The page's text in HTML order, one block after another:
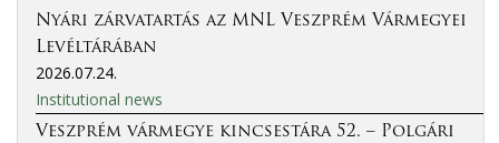
Nyári zárvatartás az MNL Veszprém Vármegyei
Levéltárában
2026.07.24.
Institutional news
Veszprém vármegye kincsestára 52. – Polgári